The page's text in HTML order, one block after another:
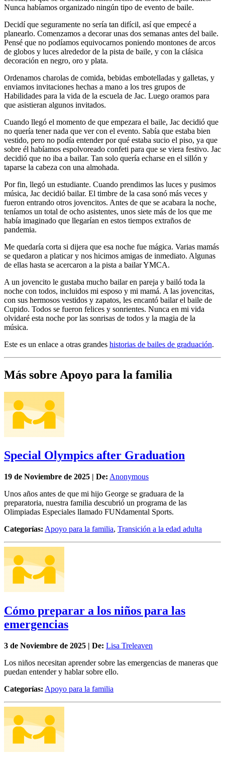
Nunca habíamos organizado ningún tipo de evento de baile.
Decidí que seguramente no sería tan difícil, así que empecé a
planearlo. Comenzamos a decorar unas dos semanas antes del baile.
Pensé que no podíamos equivocarnos poniendo montones de arcos
de globos y luces alrededor de la pista de baile, y con la clásica
decoración en negro, oro y plata.
Ordenamos charolas de comida, bebidas embotelladas y galletas, y
enviamos invitaciones hechas a mano a los tres grupos de
Habilidades para la vida de la escuela de Jac. Luego oramos para
que asistieran algunos invitados.
Cuando llegó el momento de que empezara el baile, Jac decidió que
no quería tener nada que ver con el evento. Sabía que estaba bien
vestido, pero no podía entender por qué estaba sucio el piso, ya que
sobre él habíamos espolvoreado confeti para que se viera festivo. Jac
decidió que no iba a bailar. Tan solo quería echarse en el sillón y
taparse la cabeza con una almohada.
Por fin, llegó un estudiante. Cuando prendimos las luces y pusimos
música, Jac decidió bailar. El timbre de la casa sonó más veces y
fueron entrando otros jovencitos. Antes de que se acabara la noche,
teníamos un total de ocho asistentes, unos siete más de los que me
había imaginado que llegarían en estos tiempos extraños de
pandemia.
Me quedaría corta si dijera que esa noche fue mágica. Varias mamás
se quedaron a platicar y nos hicimos amigas de inmediato. Algunas
de ellas hasta se acercaron a la pista a bailar YMCA.
A un jovencito le gustaba mucho bailar en pareja y bailó toda la
noche con todos, incluidos mi esposo y mi mamá. A las jovencitas,
con sus hermosos vestidos y zapatos, les encantó bailar el baile de
Cupido. Todos se fueron felices y sonrientes. Nunca en mi vida
olvidaré esta noche por las sonrisas de todos y la magia de la
música.
Este es un enlace a otras grandes historias de bailes de graduación.
Más sobre Apoyo para la familia
Special Olympics after Graduation
19 de Noviembre de 2025 | De: Anonymous
Unos años antes de que mi hijo George se graduara de la
preparatoria, nuestra familia descubrió un programa de las
Olimpiadas Especiales llamado FUNdamental Sports.
Categorías: Apoyo para la familia, Transición a la edad adulta
Cómo preparar a los niños para las
emergencias
3 de Noviembre de 2025 | De: Lisa Treleaven
Los niños necesitan aprender sobre las emergencias de maneras que
puedan entender y hablar sobre ello.
Categorías: Apoyo para la familia